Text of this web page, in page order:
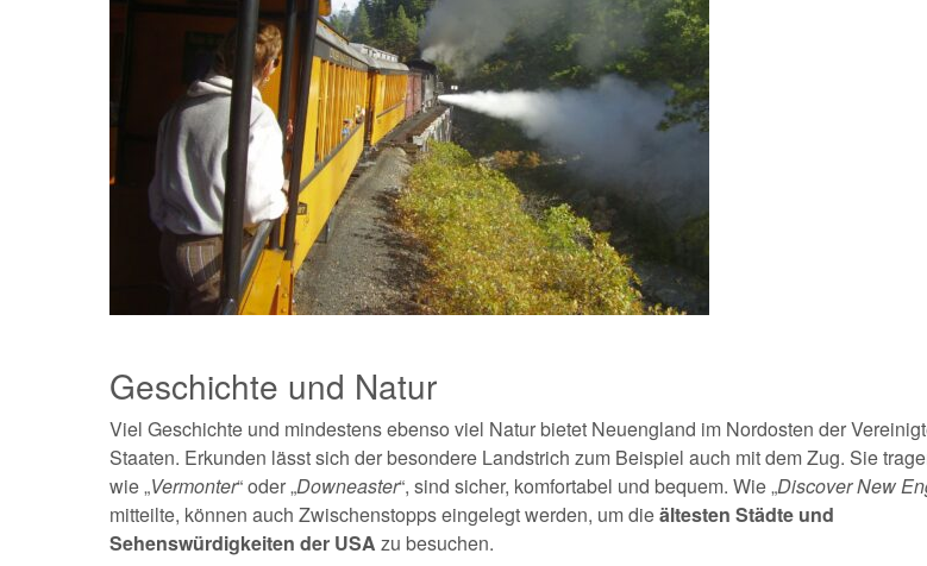
Geschichte und Natur
Viel Geschichte und mindestens ebenso viel Natur bietet Neuengland im Nordosten der
Staaten. Erkunden lässt sich der besondere Landstrich zum Beispiel auch mit dem Zug. Sie
wie „Vermonter“ oder „Downeaster“, sind sicher, komfortabel und bequem. Wie „Discover New
mitteilte, können auch Zwischenstopps eingelegt werden, um dieältesten Städte und
Sehenswürdigkeiten der USA zu besuchen.